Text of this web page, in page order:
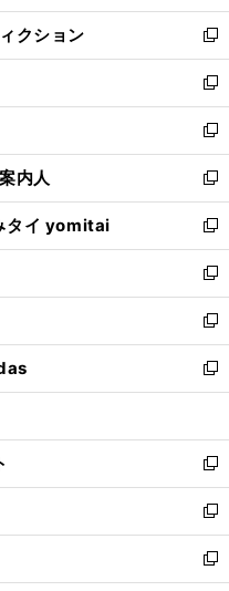
開
く
ウ
で
開
く
ン
ド
ウ
で
開
く
ウ
ィ
ン
ド
ウ
で
開
く
クション
新
し
い
ウ
ィ
ン
ド
ウ
で
開
く
新
し
い
ウ
ィ
ン
ド
ウ
で
開
く
新
し
い
ウ
ィ
ン
ド
ウ
で
開
く
内人
新
し
い
ウ
ィ
ン
ド
ウ
で
開
タイ yomitai
新
し
い
ウ
ィ
ン
ド
ウ
開
く
新
し
い
ウ
ィ
ン
ウ
で
開
く
新
し
い
ウ
ン
ド
ウ
で
開
く
新
し
ウ
ィ
ン
ド
ウ
で
開
新
し
い
ウ
ィ
ン
新
し
い
ウ
新
し